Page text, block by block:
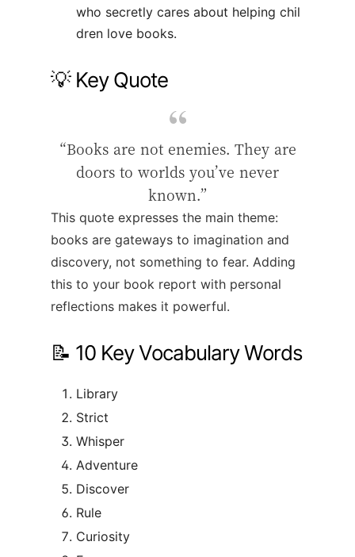
who secretly cares about helping chil
dren love books.
💡 Key Quote
“Books are not enemies. They are
doors to worlds you’ve never
known.”
This quote expresses the main theme:
books are gateways to imagination and
discovery, not something to fear. Adding
this to your book report with personal
reflections makes it powerful.
📝 10 Key Vocabulary Words
Library
Strict
Whisper
Adventure
Discover
Rule
Curiosity